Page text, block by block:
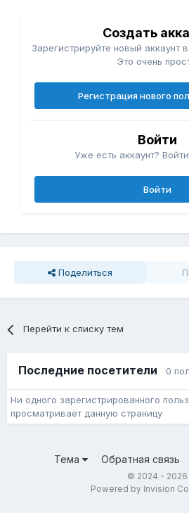
Создать
Зарегистрируйте новый аккаунт
Это очень
Регистрация нового
Войти
Уже есть аккаунт?
Войти
Поделиться
Перейти к списку тем
Последние посетители 0
Ни одного зарегистрированного
просматривает данную страницу
Тема Обратная связь
© 2024 - 2026
Powered by Invision